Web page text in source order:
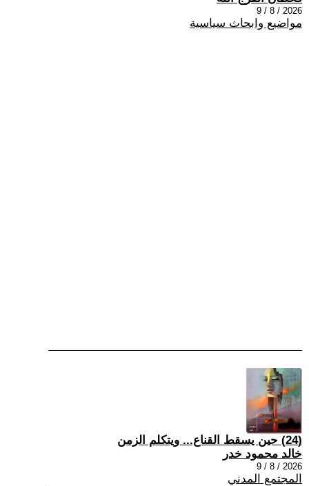
2026 / 8 / 9
مواضيع وابحاث سياسية
(24) حين يسقط القناع... ويتكلم الزمن
خالد محمود خدر
2026 / 8 / 9
المجتمع المدني